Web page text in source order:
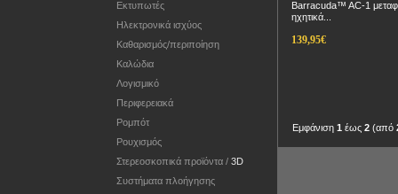
Εκτυπωτές
Ηλεκτρονικά ισχύος
Καθαρισμός/περιποίηση
Καλώδια
Λογισμικό
Περιφερειακά
Ρομπότ
Ρουχισμός
Στερεοσκοπικά προϊόντα / 3D
Συστήματα πλοήγησης
Barracuda™ AC-1
ηχητικά...
139,95€
Εμφάνιση 1 έως 2 (από